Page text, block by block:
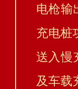
电枪输
充电桩
送入慢
及车载